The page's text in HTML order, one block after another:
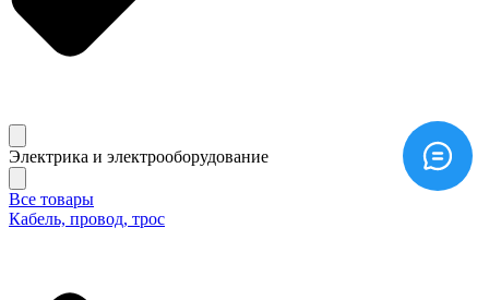
Электрика и электрооборудование
Все товары
Кабель, провод, трос